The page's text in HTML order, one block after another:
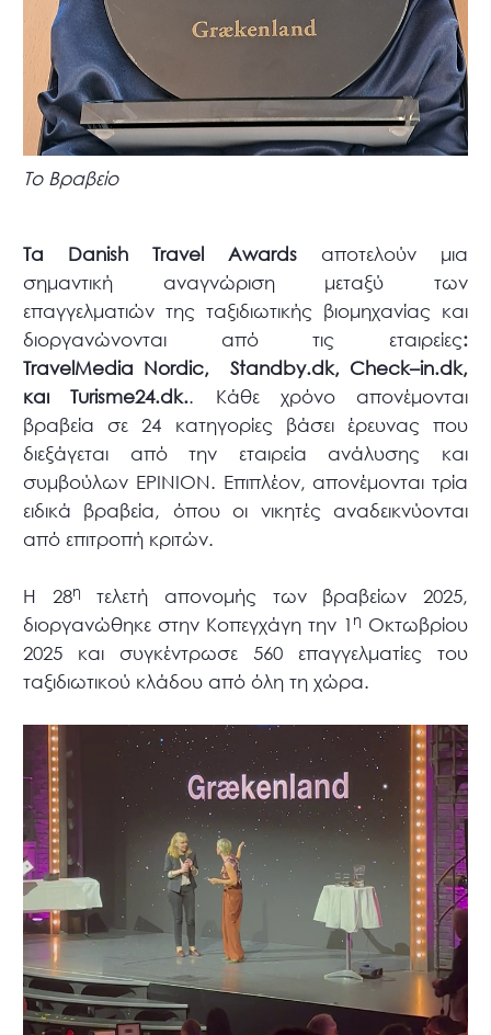
Το Βραβείο
Τα Danish Travel Awards αποτελούν μια
σημαντική αναγνώριση μεταξύ των
επαγγελματιών της ταξιδιωτικής βιομηχανίας και
διοργανώνονται από τις εταιρείες:
TravelMedia Nordic, Standby.dk, Check–in.dk,
καιTurisme24.dk.. Κάθε χρόνο απονέμονται
βραβεία σε 24 κατηγορίες βάσει έρευνας που
διεξάγεται από την εταιρεία ανάλυσης και
συμβούλων EPINION. Επιπλέον, απονέμονται τρία
ειδικά βραβεία, όπου οι νικητές αναδεικνύονται
από επιτροπή κριτών.
Η 28η
τελετή απονομής των βραβείων 2025,
διοργανώθηκε στην Κοπεγχάγη την 1 η Οκτωβρίου
2025 και συγκέντρωσε 560 επαγγελματίες του
ταξιδιωτικού κλάδου από όλη τη χώρα.